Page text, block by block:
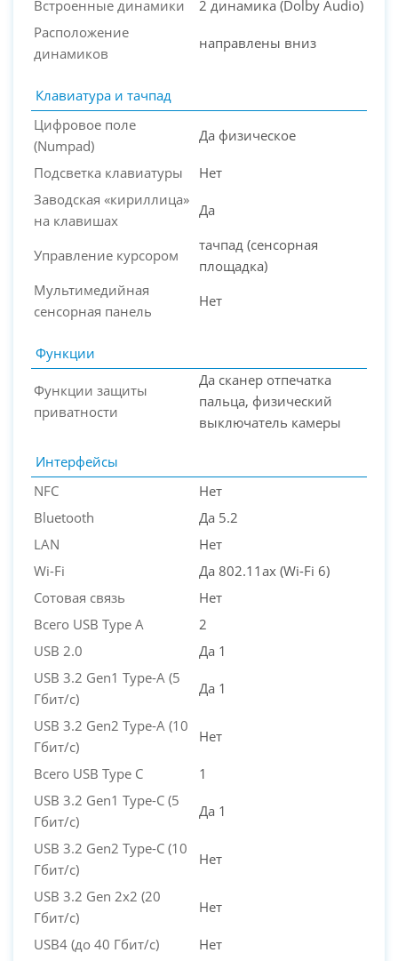
Встроенные динамики
2 динамика (Dolby Audio)
Расположение
динамиков
направлены вниз
Клавиатура и тачпад
Цифровое поле
(Numpad)
Да физическое
Подсветка клавиатуры
Нет
Заводская «кириллица»
на клавишах
Да
Управление курсором
тачпад (сенсорная
площадка)
Мультимедийная
сенсорная панель
Нет
Функции
Функции защиты
приватности
Да сканер отпечатка
пальца, физический
выключатель камеры
Интерфейсы
NFC
Нет
Bluetooth
Да 5.2
LAN
Нет
Wi-Fi
Да 802.11ax (Wi-Fi 6)
Сотовая связь
Нет
Всего USB Type A
2
USB 2.0
Да 1
USB 3.2 Gen1 Type-A (5
Гбит/с)
Да 1
USB 3.2 Gen2 Type-A (10
Гбит/с)
Нет
Всего USB Type C
1
USB 3.2 Gen1 Type-C (5
Гбит/с)
Да 1
USB 3.2 Gen2 Type-C (10
Гбит/с)
Нет
USB 3.2 Gen 2x2 (20
Гбит/с)
Нет
USB4 (до 40 Гбит/с)
Нет